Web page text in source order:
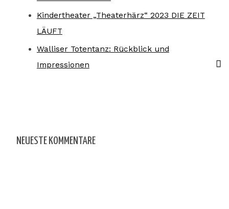
Kindertheater „Theaterhärz“ 2023 DIE ZEIT
LÄUFT
Walliser Totentanz: Rückblick und
Impressionen
NEUESTE KOMMENTARE